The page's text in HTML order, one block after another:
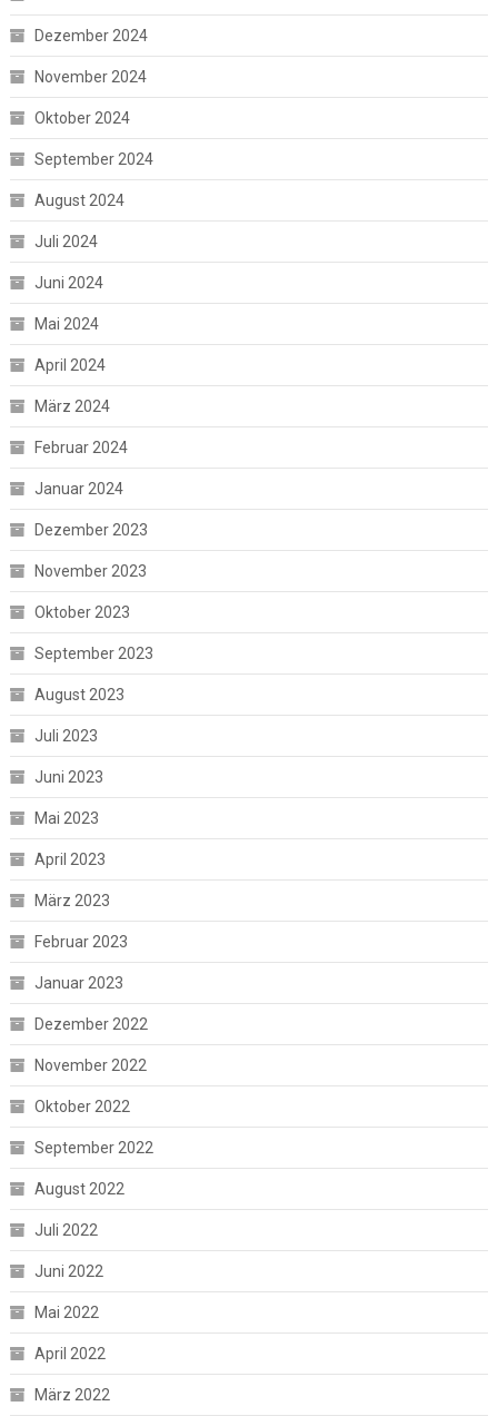
Dezember 2024
November 2024
Oktober 2024
September 2024
August 2024
Juli 2024
Juni 2024
Mai 2024
April 2024
März 2024
Februar 2024
Januar 2024
Dezember 2023
November 2023
Oktober 2023
September 2023
August 2023
Juli 2023
Juni 2023
Mai 2023
April 2023
März 2023
Februar 2023
Januar 2023
Dezember 2022
November 2022
Oktober 2022
September 2022
August 2022
Juli 2022
Juni 2022
Mai 2022
April 2022
März 2022